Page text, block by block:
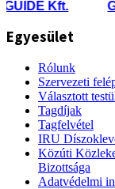
Kft.
Egyesület
Rólunk
Szervezeti
Választott
Tagdíjak
Tagfelvétel
IRU
Közúti
Bizottsága
Adatvédelmi